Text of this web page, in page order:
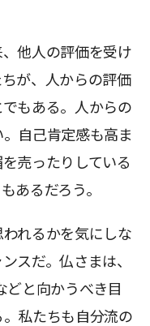
他人の評価を受け
が、人からの評価
もある。人からの
自己肯定感も高ま
売ったりしている
あるだろう。
れるかを気にしな
スだ。仏さまは、
どと向かうべき目
私たちも自分流の